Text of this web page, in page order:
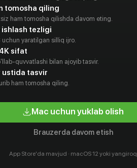
tomosha qiling
ham tomosha qilishda davom eting.
ishlash tezligi
uchun yaratilgan silliq ijro.
sifat
quvvatlashi bilan ajoyib tasvir.
ustida tasvir
ham tomosha qiling.
Mac uchun yuklab olish
Brauzerda davom etish
App Store'da mavjud · macOS 12 yoki yangiroq